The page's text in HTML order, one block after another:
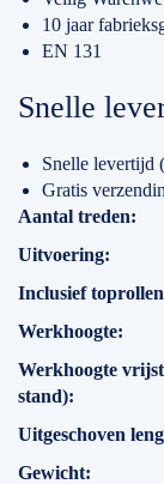
10 jaar
EN 131
Snelle
Snelle levertijd
Gratis
Specificaties
Aantal treden
Uitvoering
Inclusief toprollen
Werkhoogte
Werkhoogte
stand)
Uitgeschoven
Gewicht